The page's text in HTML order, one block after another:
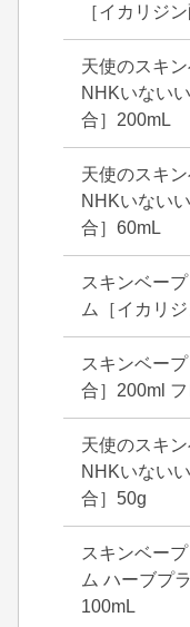
［イカリジ
天使のスキ
NHKいない
合］200mL
天使のスキ
NHKいない
合］60mL
スキンベー
ム［イカリ
スキンベー
合］200ml
天使のスキ
NHKいない
合］50g
スキンベー
ム ハーブプ
100mL